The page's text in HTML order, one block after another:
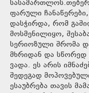
ფარული
დასჭირდა, რომ
მოსმენილიყო,
სერიოზული შრომა
მხრიდან და სწორედ
ვადა. ეს არის
შედეგად
ესაუბრება თავის